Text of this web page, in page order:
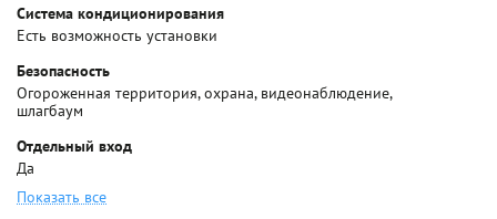
Система кондиционирования
Есть возможность установки
Безопасность
Огороженная территория, охрана, видеонаблюдение,
шлагбаум
Отдельный вход
Да
Показать все